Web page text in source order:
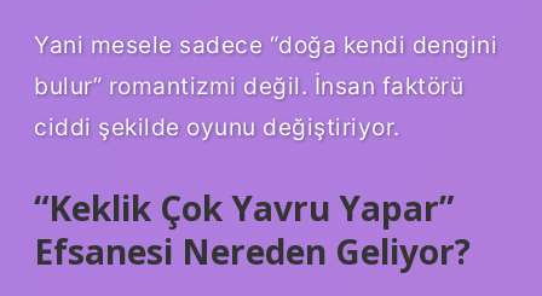
Yani mesele sadece “doğa kendi dengini
bulur” romantizmi değil. İnsan faktörü
ciddi şekilde oyunu değiştiriyor.
“Keklik Çok Yavru Yapar”
Efsanesi Nereden Geliyor?